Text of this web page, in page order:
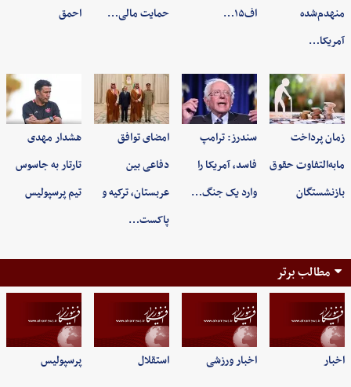
منهدم‌شده
آمریکا…
اف۱۵…
حمایت مالی…
احمق
زمان پرداخت
مابه‌التفاوت حقوق
بازنشستگان
سندرز: ترامپ
فاسد، آمریکا را
وارد یک جنگ…
امضای توافق
دفاعی بین
عربستان، ترکیه و
پاکست…
هشدار مهدی
تارتار به جاسوس
تیم پرسپولیس
مطالب برتر
اخبار اخبار ورزشی استقلال پرسپولیس